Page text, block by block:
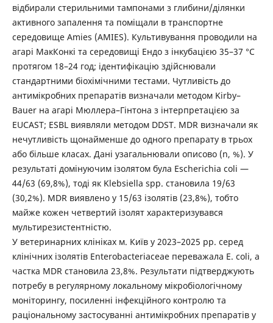
відбирали стерильними тампонами з глибини/ділянки
активного запалення та поміщали в транспортне
середовище Amies (AMIES). Культивування проводили на
агарі МакКонкі та середовищі Ендо з інкубацією 35–37 °C
протягом 18–24 год; ідентифікацію здійснювали
стандартними біохімічними тестами. Чутливість до
антимікробних препаратів визначали методом Kirby–
Bauer на агарі Мюллера–Гінтона з інтерпретацією за
EUCAST; ESBL виявляли методом DDST. MDR визначали як
нечутливість щонайменше до одного препарату в трьох
або більше класах. Дані узагальнювали описово (n, %). У
результаті домінуючим ізолятом була Escherichia coli —
44/63 (69,8%), тоді як Klebsiella spp. становила 19/63
(30,2%). MDR виявлено у 15/63 ізолятів (23,8%), тобто
майже кожен четвертий ізолят характеризувався
мультирезистентністю.
У ветеринарних клініках м. Київ у 2023–2025 рр. серед
клінічних ізолятів Enterobacteriaceae переважала E. coli, а
частка MDR становила 23,8%. Результати підтверджують
потребу в регулярному локальному мікробіологічному
моніторингу, посиленні інфекційного контролю та
раціональному застосуванні антимікробних препаратів у